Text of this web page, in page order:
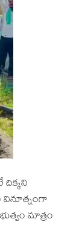
దిక్కని
వినూత్నంగా
మాత్రం